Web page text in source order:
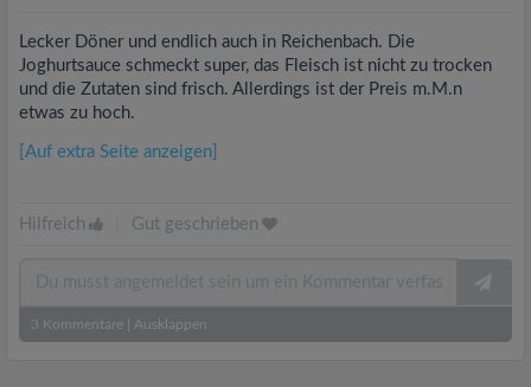
Lecker Döner und endlich auch in Reichenbach. Die
Joghurtsauce schmeckt super, das Fleisch ist nicht zu trocken
und die Zutaten sind frisch. Allerdings ist der Preis m.M.n
etwas zu hoch.
[Auf extra Seite anzeigen]
Hilfreich Gut geschrieben
3 Kommentare Ausklappen